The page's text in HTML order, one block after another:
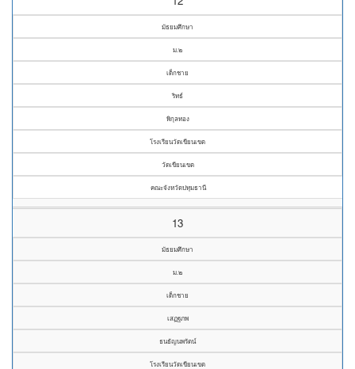
มัธยมศึกษา
ม.๒
เด็กชาย
ริทธ์
พิกุลทอง
โรงเรียนวัดเขียนเขต
วัดเขียนเขต
คณะจังหวัดปทุมธานี
13
มัธยมศึกษา
ม.๒
เด็กชาย
เสฏฐภพ
ธนธัญนพรัตน์
โรงเรียนวัดเขียนเขต